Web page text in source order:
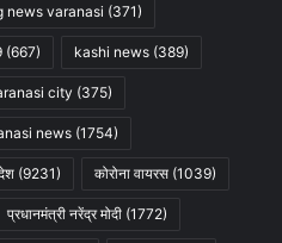
news varanasi (371)
(667) kashi news (389)
city (375)
news (1754)
(9231) कोरोना वायरस (1039)
प्रधानमंत्री नरेंद्र मोदी (1772)